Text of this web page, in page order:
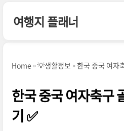
여행지 플래너
Home 💡생활정보 한국 중국 여자
한국 중국 여자축구
기 ✅